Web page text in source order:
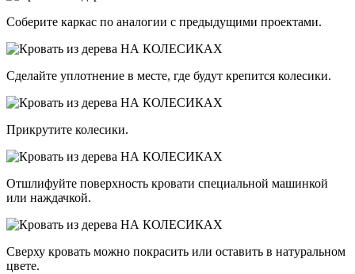
Соберите каркас по аналогии с предыдущими проектами.
Сделайте уплотнение в месте, где будут крепится колесики.
Прикрутите колесики.
Отшлифуйте поверхность кровати специальной машинкой
или наждачкой.
Сверху кровать можно покрасить или оставить в натуральном
цвете.